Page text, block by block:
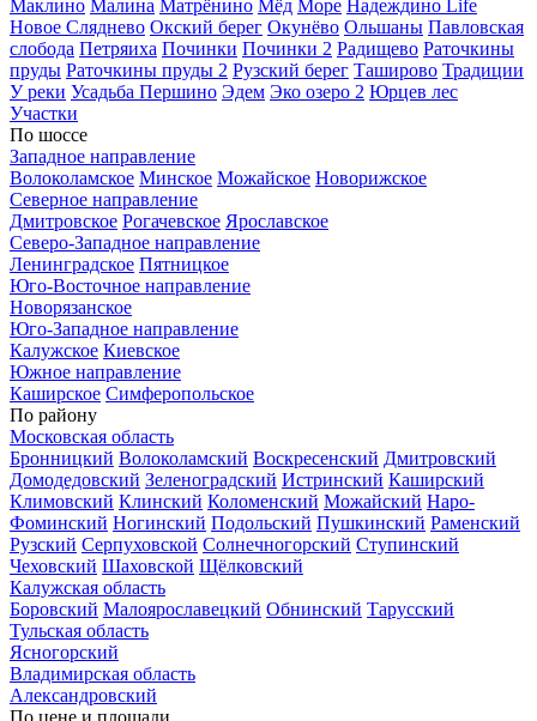
Маклино Малина Матрёнино Мёд Море Надеждино Life
Новое Сляднево Окский берег Окунёво Ольшаны Павловская
слобода Петряиха Починки Починки 2 Радищево Раточкины
пруды Раточкины пруды 2 Рузский берег Таширово Традиции
У реки Усадьба Першино Эдем Эко озеро 2 Юрцев лес
Участки
По шоссе
Западное направление
Волоколамское Минское Можайское Новорижское
Северное направление
Дмитровское Рогачевское Ярославское
Северо-Западное направление
Ленинградское Пятницкое
Юго-Восточное направление
Новорязанское
Юго-Западное направление
Калужское Киевское
Южное направление
Каширское Симферопольское
По району
Московская область
Бронницкий Волоколамский Воскресенский Дмитровский
Домодедовский Зеленоградский Истринский Каширский
Климовский Клинский Коломенский Можайский Наро-
Фоминский Ногинский Подольский Пушкинский Раменский
Рузский Серпуховской Солнечногорский Ступинский
Чеховский Шаховской Щёлковский
Калужская область
Боровский Малоярославецкий Обнинский Тарусский
Тульская область
Ясногорский
Владимирская область
Александровский
По цене и площади